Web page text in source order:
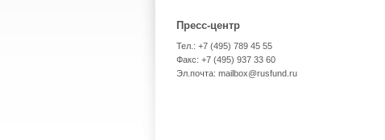
Пресс-центр
Тел.: +7 (495) 789 45 55
Факс: +7 (495) 937 33 60
Эл.почта: mailbox@rusfund.ru